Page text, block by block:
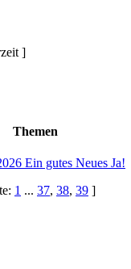
]
Themen
Ein gutes Neues Ja!
1 ... 37, 38, 39 ]